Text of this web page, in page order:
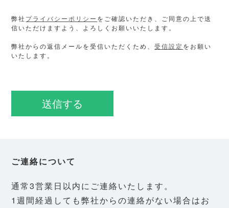
弊社 プライバシーポリシー をご確認いただき、ご同意の上で送
信いただけますよう、よろしくお願いいたします。
弊社からの返信メールを受信いただくため、受信設定 をお願い
いたします。
ご連絡について
通常3営業日以内にご連絡いたします。
1週間経過しても弊社からの連絡がない場合はお